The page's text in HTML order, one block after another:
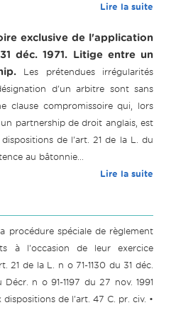
Lire la suite
exclusive de l'application
déc. 1971. Litige entre un
Les prétendues irrégularités
d'un arbitre sont sans
clause compromissoire qui, lors
partnership de droit anglais, est
de l'art. 21 de la L. du
au bâtonnie...
Lire la suite
procédure spéciale de règlement
à l'occasion de leur exercice
21 de la L. n o 71-1130 du 31 déc.
Décr. n o 91-1197 du 27 nov. 1991
de l'art. 47 C. pr. civ. •